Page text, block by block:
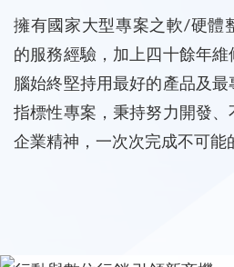
擁有國家大型專案之軟/硬體
的服務經驗，加上四十餘年
腦始終堅持用最好的產品及
指標性專案，秉持努力開發
企業精神，一次次完成不可能